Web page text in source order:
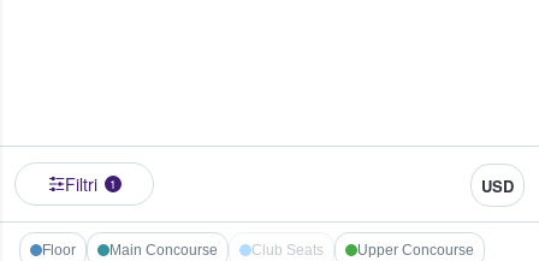
Filtri 1 USD
Floor Main Concourse Club Seats Upper Concourse